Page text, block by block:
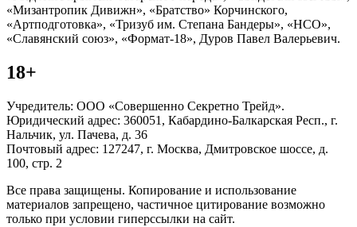
«Мизантропик Дивижн», «Братство» Корчинского,
«Артподготовка», «Тризуб им. Степана Бандеры», «НСО»,
«Славянский союз», «Формат-18», Дуров Павел Валерьевич.
18+
Учредитель: ООО «Совершенно Секретно Трейд».
Юридический адрес: 360051, Кабардино-Балкарская Респ., г.
Нальчик, ул. Пачева, д. 36
Почтовый адрес: 127247, г. Москва, Дмитровское шоссе, д.
100, стр. 2
Все права защищены. Копирование и использование
материалов запрещено, частичное цитирование возможно
только при условии гиперссылки на сайт.